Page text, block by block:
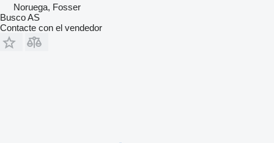
Noruega, Fosser
Busco AS
Contacte con el vendedor